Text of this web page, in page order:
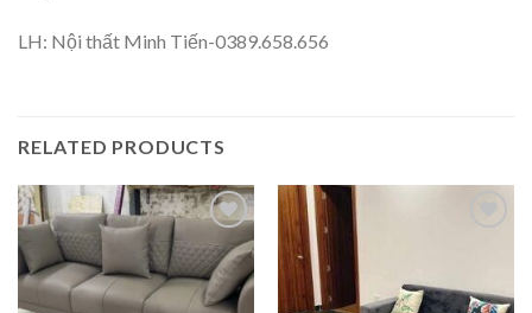
LH: Nội thất Minh Tiến-0389.658.656
RELATED PRODUCTS
Add to
wishlist